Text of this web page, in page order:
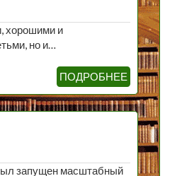
хорошими и
но и…
ПОДРОБНЕЕ
запущен масштабный